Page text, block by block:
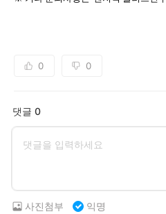
0 0
댓글 0
사진첨부 익명